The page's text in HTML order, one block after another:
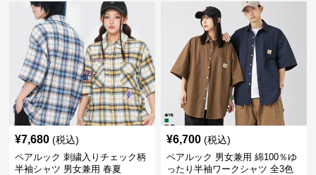
¥7,680 (税込)
ペアルック 刺繍入りチェック柄
半袖シャツ 男女兼用 春夏
¥6,700 (税込)
ペアルック 男女兼用 綿100％ゆ
ったり半袖ワークシャツ 全3色